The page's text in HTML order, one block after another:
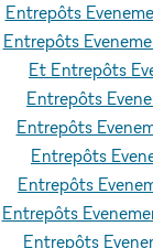
Entrepôts
Entrepôts
Et Entrepôts
Entrepôts
Entrepôts
Entrepôts
Entrepôts
Entrepôts
Entrepôts